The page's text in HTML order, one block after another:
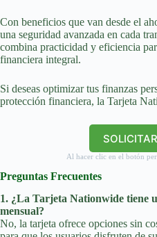
Con beneficios que van desde el
una seguridad avanzada en cada
combina practicidad y eficiencia
financiera integral.
Si deseas optimizar tus finanzas
protección financiera, la Tarjeta
Al hacer clic en el botón
Preguntas Frecuentes
1. ¿La Tarjeta Nationwide tiene
mensual?
No, la tarjeta ofrece opciones sin